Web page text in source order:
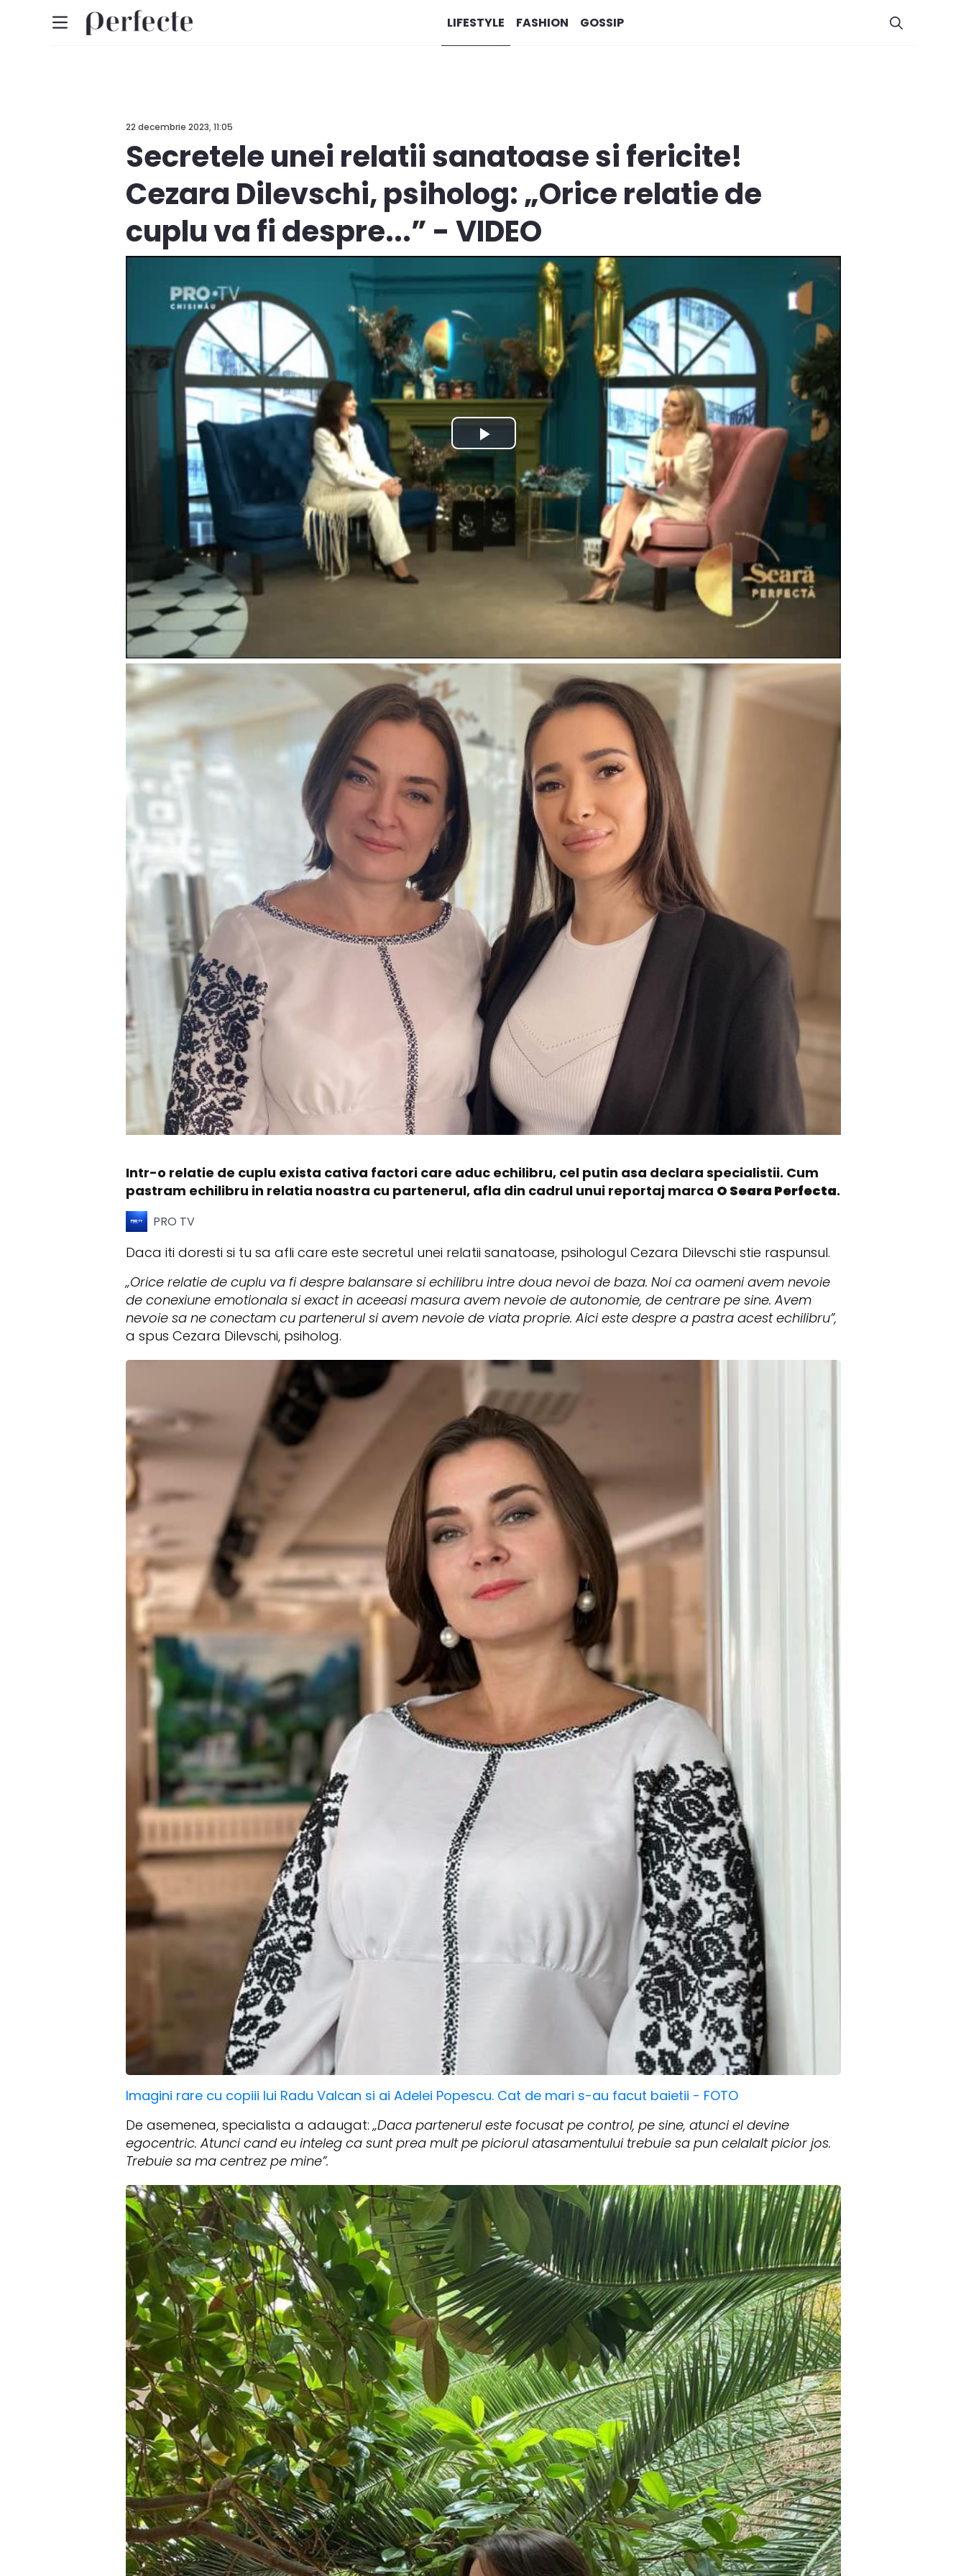
LIFESTYLE FASHION GOSSIP
22 decembrie 2023, 11:05
Secretele unei relatii sanatoase si fericite!
Cezara Dilevschi, psiholog: „Orice relatie de
cuplu va fi despre...” - VIDEO
Intr-o relatie de cuplu exista cativa factori care aduc echilibru, cel putin asa declara specialistii. Cum
pastram echilibru in relatia noastra cu partenerul, afla din cadrul unui reportaj marca O Seara Perfecta.
PRO TV
Daca iti doresti si tu sa afli care este secretul unei relatii sanatoase, psihologul Cezara Dilevschi stie raspunsul.
„Orice relatie de cuplu va fi despre balansare si echilibru intre doua nevoi de baza. Noi ca oameni avem nevoie
de conexiune emotionala si exact in aceeasi masura avem nevoie de autonomie, de centrare pe sine. Avem
nevoie sa ne conectam cu partenerul si avem nevoie de viata proprie. Aici este despre a pastra acest echilibru”,
a spus Cezara Dilevschi, psiholog.
Imagini rare cu copiii lui Radu Valcan si ai Adelei Popescu. Cat de mari s-au facut baietii - FOTO
De asemenea, specialista a adaugat:„Daca partenerul este focusat pe control, pe sine, atunci el devine
egocentric. Atunci cand eu inteleg ca sunt prea mult pe piciorul atasamentului trebuie sa pun celalalt picior jos.
Trebuie sa ma centrez pe mine”.